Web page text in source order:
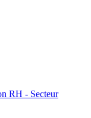
RH - Secteur